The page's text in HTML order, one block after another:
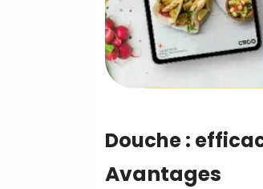
Douche :
Avantages